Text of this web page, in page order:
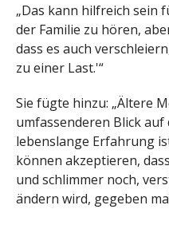
„Das kann hilfreich sein
der Familie zu hören,
dass es auch
zu einer Last.'“
Sie fügte hinzu: „Ältere
umfassenderen Blick auf
lebenslange Erfahrung
können akzeptieren,
und schlimmer noch,
ändern wird, gegeben